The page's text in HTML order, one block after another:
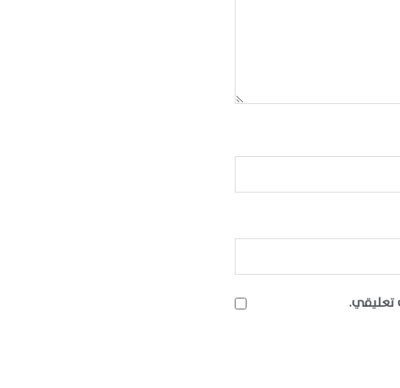
تعليقي.